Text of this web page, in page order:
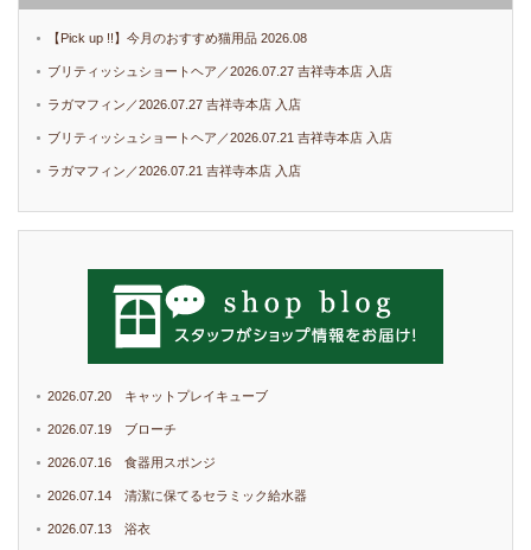
【Pick up !!】今月のおすすめ猫用品 2026.08
ブリティッシュショートヘア／2026.07.27 吉祥寺本店 入店
ラガマフィン／2026.07.27 吉祥寺本店 入店
ブリティッシュショートヘア／2026.07.21 吉祥寺本店 入店
ラガマフィン／2026.07.21 吉祥寺本店 入店
2026.07.20 キャットプレイキューブ
2026.07.19 ブローチ
2026.07.16 食器用スポンジ
2026.07.14 清潔に保てるセラミック給水器
2026.07.13 浴衣